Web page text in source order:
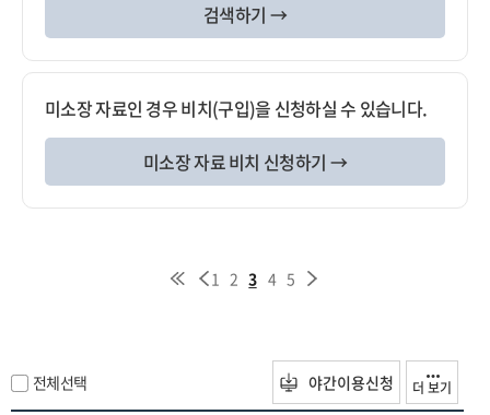
검색하기 →
미소장 자료인 경우 비치(구입)을 신청하실 수 있습니다.
미소장 자료 비치 신청하기 →
1 2 3 4 5
전체선택 야간이용신청 더 보기